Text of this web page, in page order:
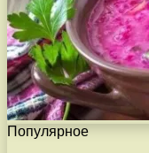
Популярное